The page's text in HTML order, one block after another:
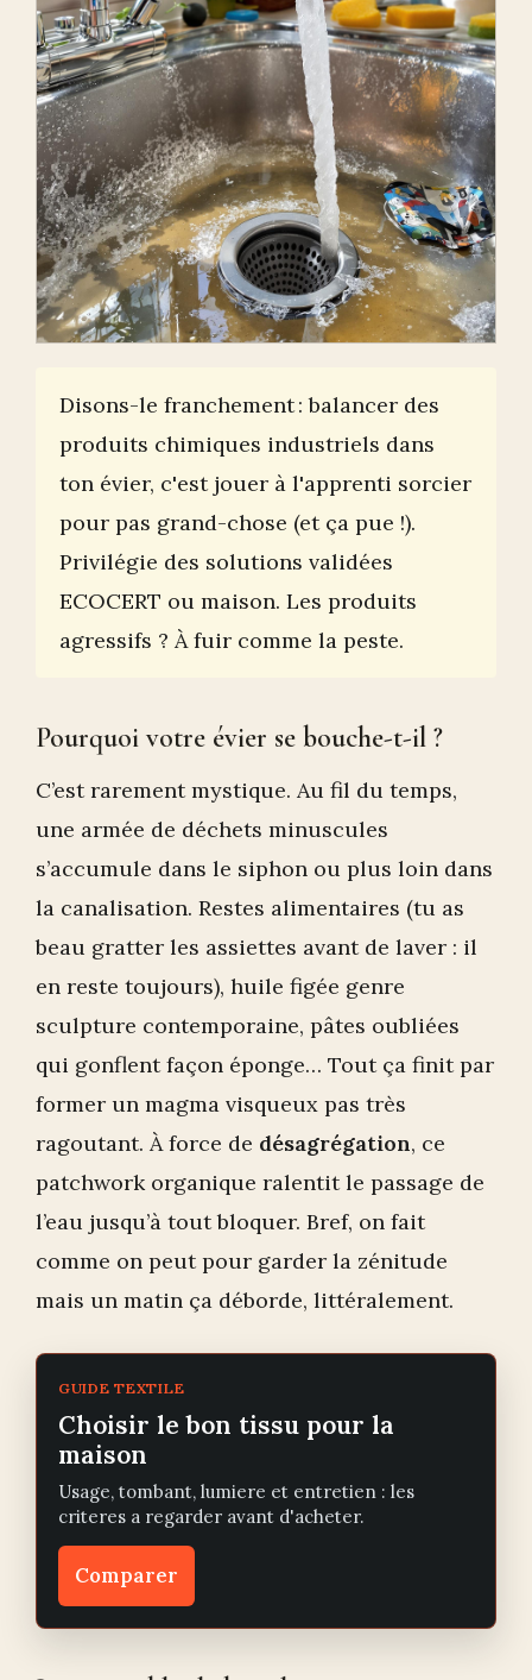
Disons-le franchement : balancer des
produits chimiques industriels dans
ton évier, c'est jouer à l'apprenti sorcier
pour pas grand-chose (et ça pue !).
Privilégie des solutions validées
ECOCERT ou maison. Les produits
agressifs ? À fuir comme la peste.
Pourquoi votre évier se bouche-t-il ?
C’est rarement mystique. Au fil du temps,
une armée de déchets minuscules
s’accumule dans le siphon ou plus loin dans
la canalisation. Restes alimentaires (tu as
beau gratter les assiettes avant de laver : il
en reste toujours), huile figée genre
sculpture contemporaine, pâtes oubliées
qui gonflent façon éponge… Tout ça finit par
former un magma visqueux pas très
ragoutant. À force de désagrégation, ce
patchwork organique ralentit le passage de
l’eau jusqu’à tout bloquer. Bref, on fait
comme on peut pour garder la zénitude
mais un matin ça déborde, littéralement.
GUIDE TEXTILE
Choisir le bon tissu pour la
maison
Usage, tombant, lumiere et entretien : les
criteres a regarder avant d'acheter.
Comparer